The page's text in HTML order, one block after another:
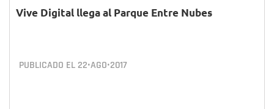
Vive Digital llega al Parque Entre Nubes
PUBLICADO EL 22•AGO•2017